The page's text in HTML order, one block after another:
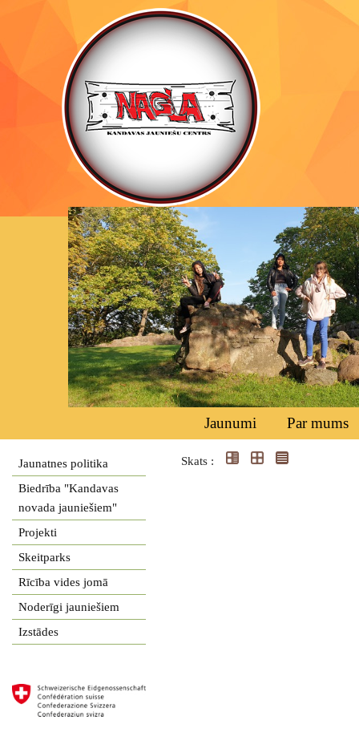
Jaunumi Par mums
Jaunatnes politika
Biedrība "Kandavas
novada jauniešiem"
Projekti
Skeitparks
Rīcība vides jomā
Noderīgi jauniešiem
Izstādes
Skats :